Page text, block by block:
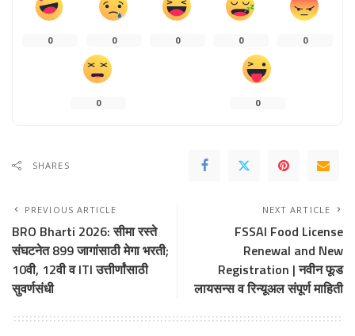
0 0 0 0 0
0 0
SHARES
PREVIOUS ARTICLE
BRO Bharti 2026: सीमा रस्ते
संघटनेत 899 जागांसाठी मेगा भरती;
10वी, 12वी व ITI उत्तीर्णांसाठी
सुवर्णसंधी
NEXT ARTICLE
FSSAI Food License
Renewal and New
Registration | नवीन फूड
लायसन्स व रिन्यूअल संपूर्ण माहिती